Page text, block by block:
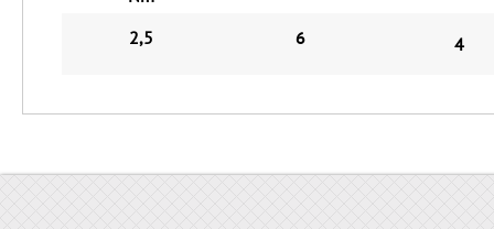
2,5
6 4